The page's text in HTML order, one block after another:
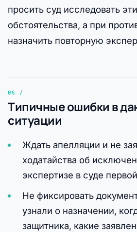
просить суд исследовать эти
обстоятельства, а при
назначить повторную
Типичные ошибки в
ситуации
Ждать апелляции и не
ходатайства об
экспертизе в суде
Не фиксировать
узнали о назначении,
защитника, какие